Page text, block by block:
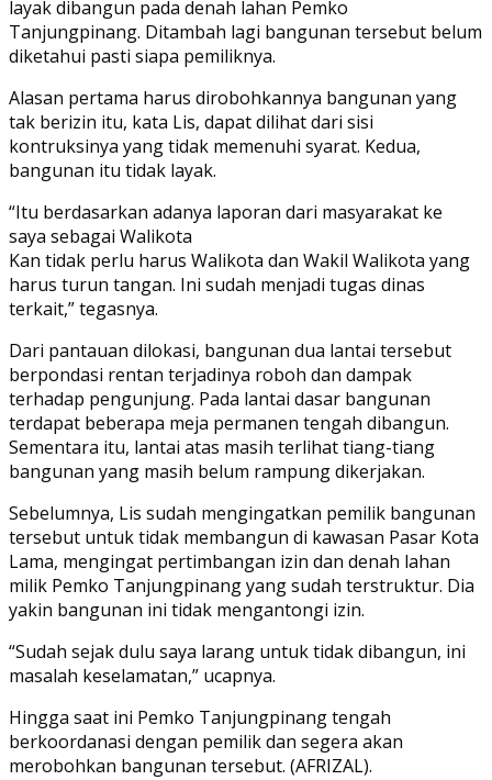
layak dibangun pada denah lahan Pemko
Tanjungpinang. Ditambah lagi bangunan tersebut belum
diketahui pasti siapa pemiliknya.
Alasan pertama harus dirobohkannya bangunan yang
tak berizin itu, kata Lis, dapat dilihat dari sisi
kontruksinya yang tidak memenuhi syarat. Kedua,
bangunan itu tidak layak.
“Itu berdasarkan adanya laporan dari masyarakat ke
saya sebagai Walikota
Kan tidak perlu harus Walikota dan Wakil Walikota yang
harus turun tangan. Ini sudah menjadi tugas dinas
terkait,” tegasnya.
Dari pantauan dilokasi, bangunan dua lantai tersebut
berpondasi rentan terjadinya roboh dan dampak
terhadap pengunjung. Pada lantai dasar bangunan
terdapat beberapa meja permanen tengah dibangun.
Sementara itu, lantai atas masih terlihat tiang-tiang
bangunan yang masih belum rampung dikerjakan.
Sebelumnya, Lis sudah mengingatkan pemilik bangunan
tersebut untuk tidak membangun di kawasan Pasar Kota
Lama, mengingat pertimbangan izin dan denah lahan
milik Pemko Tanjungpinang yang sudah terstruktur. Dia
yakin bangunan ini tidak mengantongi izin.
“Sudah sejak dulu saya larang untuk tidak dibangun, ini
masalah keselamatan,” ucapnya.
Hingga saat ini Pemko Tanjungpinang tengah
berkoordanasi dengan pemilik dan segera akan
merobohkan bangunan tersebut. (AFRIZAL).